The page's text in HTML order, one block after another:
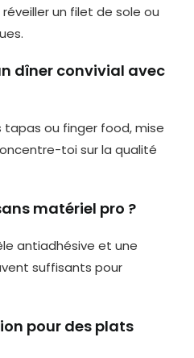
un filet de sole ou
dîner convivial avec
tapas ou finger food, mise
toi sur la qualité
matériel pro ?
antiadhésive et une
suffisants pour
pour des plats